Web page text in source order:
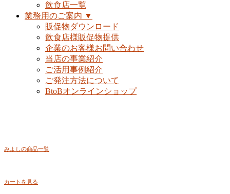
飲食店一覧
業務用のご案内 ▼
販促物ダウンロード
飲食店様販促物提供
企業のお客様お問い合わせ
当店の事業紹介
ご活用事例紹介
ご発注方法について
BtoBオンラインショップ
みよしの商品一覧
カートを見る